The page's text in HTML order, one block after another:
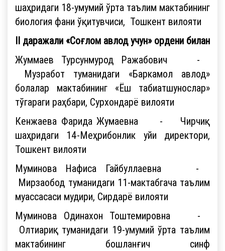
шаҳридаги 18-умумий ўрта таълим мактабининг
биология фани ўқитувчиси, Тошкент вилояти
II даражали «Соғлом авлод учун» ордени билан
Жуммаев Турсунмурод Ражабович -
Музработ туманидаги «Баркамол авлод»
болалар мактабининг «Ёш табиатшунослар»
тўгараги раҳбари, Сурхондарё вилояти
Кенжаева Фарида Жумаевна - Чирчиқ
шаҳридаги 14-Меҳрибонлик уйи директори,
Тошкент вилояти
Муминова Нафиса Гайбуллаевна -
Мирзаобод туманидаги 11-мактабгача таълим
муассасаси мудири, Сирдарё вилояти
Муминова Одинахон Тоштемировна -
Олтиариқ туманидаги 19-умумий ўрта таълим
мактабининг бошланғич синф